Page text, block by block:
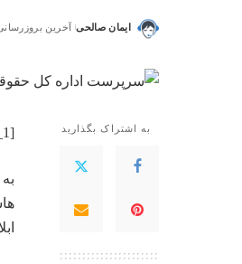
ایمان صالحی آخرین بروزرسانی :
به اشتراک بگذارید [ad_1]